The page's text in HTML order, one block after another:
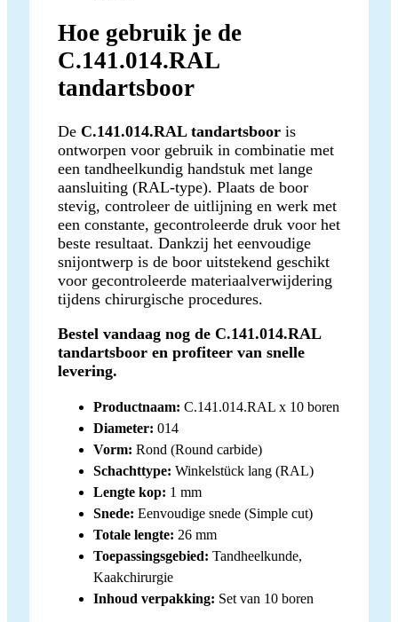
Hoe gebruik je de
C.141.014.RAL
tandartsboor
De C.141.014.RAL tandartsboor is
ontworpen voor gebruik in combinatie met
een tandheelkundig handstuk met lange
aansluiting (RAL-type). Plaats de boor
stevig, controleer de uitlijning en werk met
een constante, gecontroleerde druk voor het
beste resultaat. Dankzij het eenvoudige
snijontwerp is de boor uitstekend geschikt
voor gecontroleerde materiaalverwijdering
tijdens chirurgische procedures.
Bestel vandaag nog de C.141.014.RAL
tandartsboor en profiteer van snelle
levering.
Productnaam: C.141.014.RAL x 10 boren
Diameter: 014
Vorm: Rond (Round carbide)
Schachttype: Winkelstück lang (RAL)
Lengte kop: 1 mm
Snede: Eenvoudige snede (Simple cut)
Totale lengte: 26 mm
Toepassingsgebied: Tandheelkunde,
Kaakchirurgie
Inhoud verpakking: Set van 10 boren